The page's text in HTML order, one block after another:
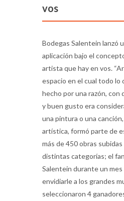
vos
Bodegas Salentein lanzó
aplicación bajo el
artista que hay en vos.
espacio en el cual todo lo
hecho por una razón, con
y buen gusto era
una pintura o una
artística, formó parte de
más de 450 obras
distintas categorías; el
Salentein durante un
envidiarle a los grandes
seleccionaron 4